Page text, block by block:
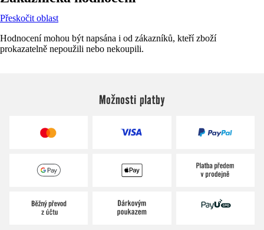
Přeskočit oblast
Hodnocení mohou být napsána i od zákazníků, kteří zboží
prokazatelně nepoužili nebo nekoupili.
Možnosti platby